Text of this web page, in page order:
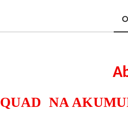
QUAD NA